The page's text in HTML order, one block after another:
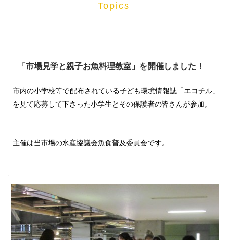
Topics
「市場見学と親子お魚料理教室」を開催しました！
市内の小学校等で配布されている子ども環境情報誌「エコチル」
を見て応募して下さった小学生とその保護者の皆さんが参加。
主催は当市場の水産協議会魚食普及委員会です。